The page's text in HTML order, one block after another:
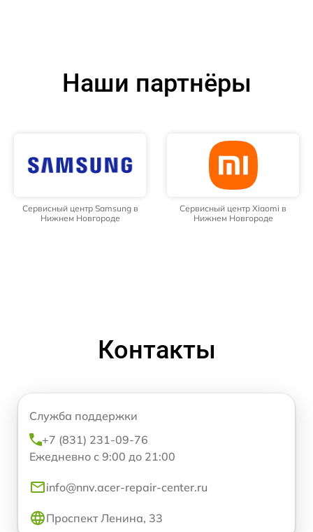
Наши партнёры
Сервисный центр Samsung в
Нижнем Новгороде
Сервисный центр Xiaomi в
Нижнем Новгороде
Контакты
Служба поддержки
+7 (831) 231-09-76
Ежедневно с 9:00 до 21:00
info@nnv.acer-repair-center.ru
Проспект Ленина, 33